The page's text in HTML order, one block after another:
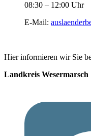
08:30 – 12:00 Uhr
E-Mail:
Hier informieren wir Sie
Landkreis Wesermarsch